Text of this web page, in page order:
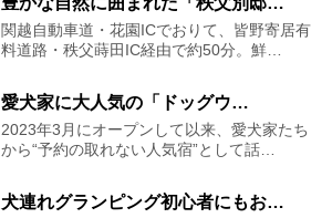
関越自動車道・花園ICでおりて、皆野寄居有
料道路・秩父蒔田IC経由で約50分。鮮…
愛犬家に大人気の「ドッグウ…
2023年3月にオープンして以来、愛犬家たち
から“予約の取れない人気宿”として話…
犬連れグランピング初心者にもお…